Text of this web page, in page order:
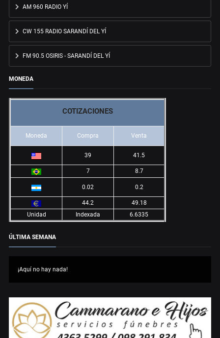
AM 960 RADIO YÍ
CW 155 RADIO SARANDÍ DEL YÍ
FM 90.5 OSIRIS - SARANDÍ DEL YÍ
MONEDA
COTIZACIONES
Moneda Compra Venta
39 41.5
7 8.7
0.02 0.2
44.2
49.18
Unidad
Indexada 6.6335
ÚLTIMA SEMANA
¡Aquí no hay nada!